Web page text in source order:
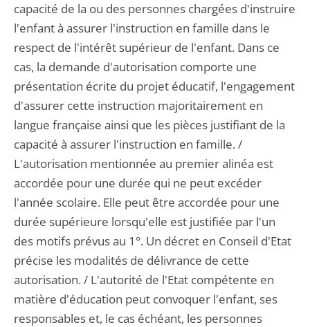
capacité de la ou des personnes chargées d'instruire
l'enfant à assurer l'instruction en famille dans le
respect de l'intérêt supérieur de l'enfant. Dans ce
cas, la demande d'autorisation comporte une
présentation écrite du projet éducatif, l'engagement
d'assurer cette instruction majoritairement en
langue française ainsi que les pièces justifiant de la
capacité à assurer l'instruction en famille. /
L'autorisation mentionnée au premier alinéa est
accordée pour une durée qui ne peut excéder
l'année scolaire. Elle peut être accordée pour une
durée supérieure lorsqu'elle est justifiée par l'un
des motifs prévus au 1°. Un décret en Conseil d'Etat
précise les modalités de délivrance de cette
autorisation. / L'autorité de l'Etat compétente en
matière d'éducation peut convoquer l'enfant, ses
responsables et, le cas échéant, les personnes